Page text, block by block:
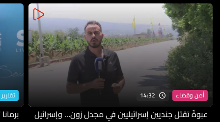
أمن وقضاء 14:32
عبوةٌ تقتل جنديين إسرائيليين في مجدل زون… وإسرائيل